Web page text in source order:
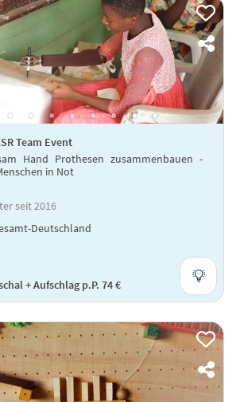
Team Event
Hand Prothesen zusammenbauen -
in Not
seit 2016
Deutschland
+ Aufschlag p.P. 74 €